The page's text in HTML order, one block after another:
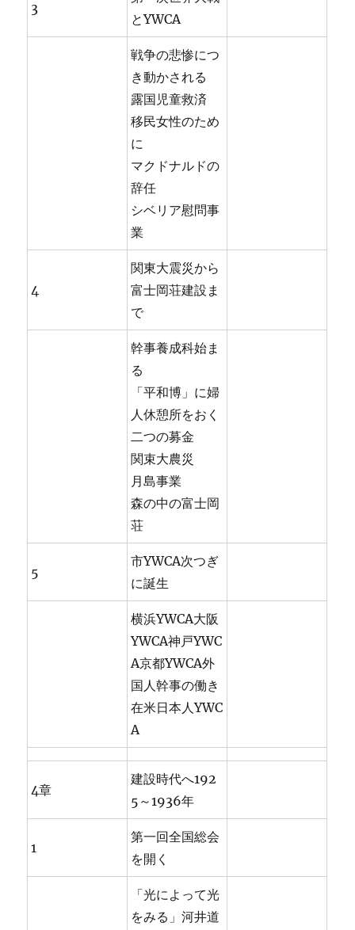
3
とYWCA
戦争の悲惨につ
き動かされる
露国児童救済
移民女性のため
に
マクドナルドの
辞任
シベリア慰問事
業
4
関東大震災から
富士岡荘建設ま
で
幹事養成科始ま
る
「平和博」に婦
人休憩所をおく
二つの募金
関束大農災
月島事業
森の中の富士岡
荘
5
市YWCA次つぎ
に誕生
横浜YWCA大阪
YWCA神戸YWC
A京都YWCA外
国人幹事の働き
在米日本人YWC
A
4章
建設時代へ192
5～1936年
1
第一回全国総会
を開く
「光によって光
をみる」河井道